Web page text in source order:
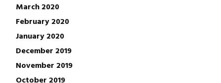
March 2020
February 2020
January 2020
December 2019
November 2019
October 2019